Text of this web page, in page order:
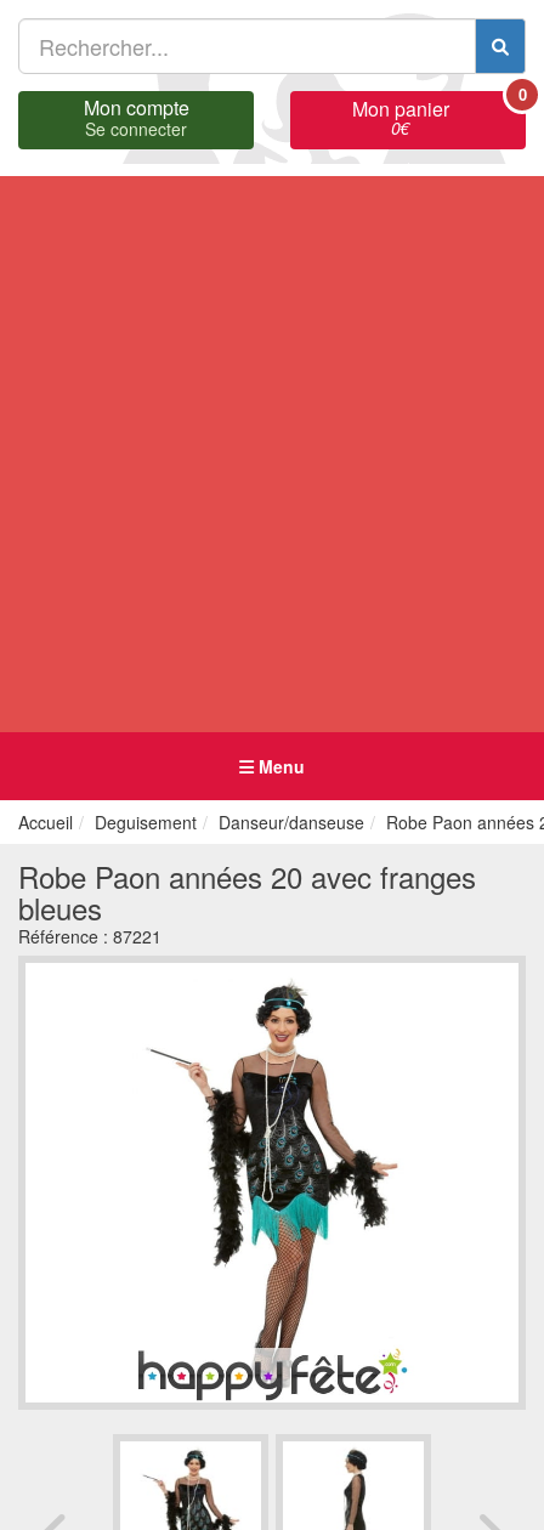
Mon compte
Se connecter
Mon panier
0€
0
Menu
Accueil Deguisement Danseur/danseuse Robe Paon années
Robe Paon années 20 avec franges
bleues
Référence : 87221